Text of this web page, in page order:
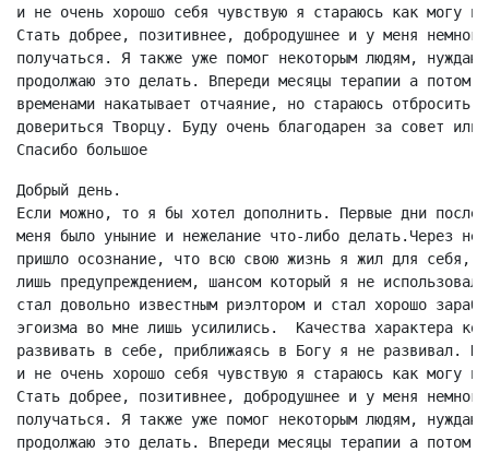
и не очень хорошо себя чувствую я стараюсь как могу
Стать добрее, позитивнее, добродушнее и у меня
получаться. Я также уже помог некоторым людям,
продолжаю это делать. Впереди месяцы терапии а потом
временами накатывает отчаяние, но стараюсь
довериться Творцу. Буду очень благодарен за совет или
Добрый день.
Если можно, то я бы хотел дополнить. Первые дни после
меня было уныние и нежелание что-либо делать.Через
пришло осознание, что всю свою жизнь я жил для себя,
лишь предупреждением, шансом который я не
стал довольно известным риэлтором и стал хорошо
эгоизма во мне лишь усилились.  Качества характера
развивать в себе, приближаясь в Богу я не развивал.
и не очень хорошо себя чувствую я стараюсь как могу
Стать добрее, позитивнее, добродушнее и у меня
получаться. Я также уже помог некоторым людям,
продолжаю это делать. Впереди месяцы терапии а потом